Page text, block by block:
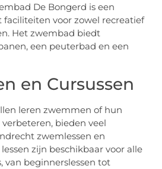
De Bongerd is een
voor zowel recreatief
Het zwembad biedt
een peuterbad en een
en Cursussen
leren zwemmen of hun
bieden veel
zwemlessen en
zijn beschikbaar voor alle
van beginnerslessen tot